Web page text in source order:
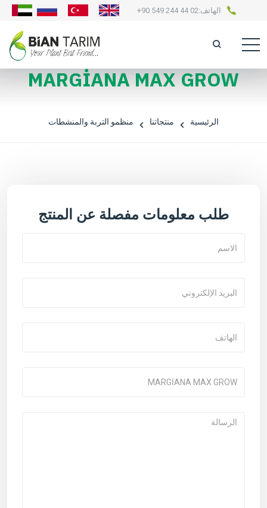
الهاتف:+90 549 244 44 02
MARGİANA MAX GROW
الرئيسية منتجاتنا منظمو التربة والمنشطات
طلب معلومات مفصلة عن المنتج